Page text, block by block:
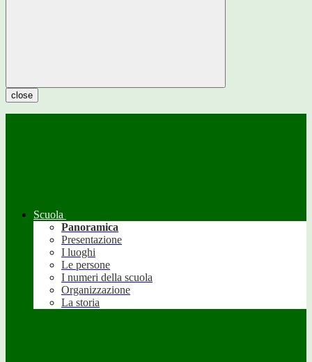
close
Scuola
Panoramica
Presentazione
I luoghi
Le persone
I numeri della scuola
Organizzazione
La storia